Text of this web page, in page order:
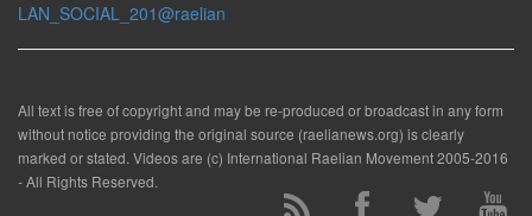
LAN_SOCIAL_201@raelian
All text is free of copyright and may be re-produced or broadcast in any form
without notice providing the original source (raelianews.org) is clearly
marked or stated. Videos are (c) International Raelian Movement 2005-2016
- All Rights Reserved.